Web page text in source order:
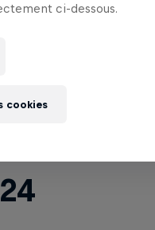
ci-dessous.
cookies